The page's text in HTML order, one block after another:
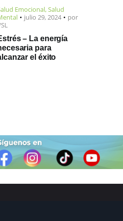
Emocional,Salud
julio 29, 2024
por
– La energía
para
el éxito